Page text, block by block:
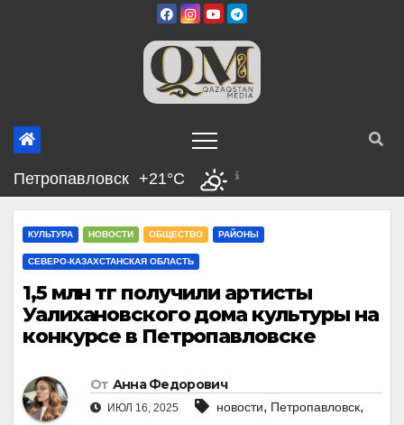
Петропавловск +21°C
КУЛЬТУРА НОВОСТИ ОБЩЕСТВО РАЙОНЫ
СЕВЕРО-КАЗАХСТАНСКАЯ ОБЛАСТЬ
1,5 млн тг получили артисты
Уалихановского дома культуры на
конкурсе в Петропавловске
От Анна Федорович
ИЮЛ 16, 2025 новости, Петропавловск,